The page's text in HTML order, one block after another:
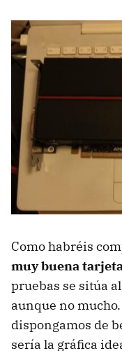
Como habréis
muy buena
pruebas se sitúa
aunque no
dispongamos de
sería la gráfica